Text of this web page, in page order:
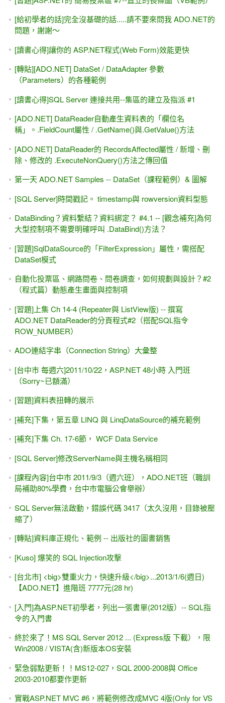
起
VS 2017上面找不到 .NET 4.7 ?
(g+)，送書！
百文達成）
[習題]下集(ASP.NET專題實務 II) -- Ch 16. Dynamic Data網站
for VS 2010
ASP.NET轉成PDF檔輸出 (iTextSharp相關範例)
跟Windows 8的非同步開發模型
WSDL ?)
教學影片
改樣板裡面的控制項後，資料無法新增？
File 與 Log #2----[圖片版]訪客計數器（用.txt檔案來記錄）
[習題]動態新增 DropDownList或 ListBox底下的新項目
Visual Studio是ASP.NET開發的優良工具！
中國內地的書名--[ASP.NET 案例精編]
[AI教你寫程式]透過AI, Copilot能學會ASP.NET MVC嗎？30分
式、出書、出國、求職...這位前輩都經歷過了）
2011 接下來的出書計畫 (Sorry...不一定能履行喔)
的首頁
與 VirtualItemCount #2 範例 - DataReader +資料庫分頁
ASP.NET -IIS 與 檔案上傳的安全設定
地圖） #1
SqlCommand)完全手寫、後置程式碼
本